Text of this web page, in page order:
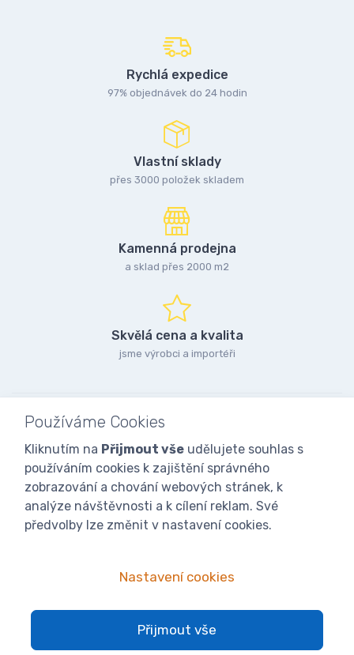
Rychlá expedice
97% objednávek do 24 hodin
Vlastní sklady
přes 3000 položek skladem
Kamenná prodejna
a sklad přes 2000 m2
Skvělá cena a kvalita
jsme výrobci a importéři
fanoušky: Včelařské potřeby - www.ivcelarstvi.cz
Používáme Cookies
Kliknutím na Přijmout vše udělujete souhlas s
používáním cookies k zajištění správného
zobrazování a chování webových stránek, k
analýze návštěvnosti a k cílení reklam. Své
předvolby lze změnit v nastavení cookies.
Nastavení cookies
Přijmout vše